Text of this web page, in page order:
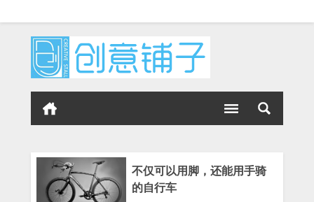
不仅可以用脚，还能用手骑
的自行车